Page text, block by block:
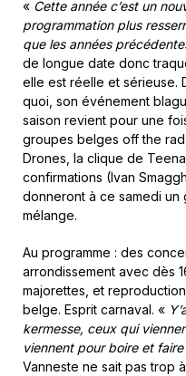
« Cette année c’est un
programmation plus
que les années
de longue date donc
elle est réelle et sérieuse.
quoi, son événement
saison revient pour une
groupes belges off the
Drones, la clique de
confirmations (Ivan
donneront à ce samedi
mélange.
Au programme : des
arrondissement avec dès
majorettes, et
belge. Esprit carnaval. «
kermesse, ceux qui
viennent pour boire et
Vanneste ne sait pas trop